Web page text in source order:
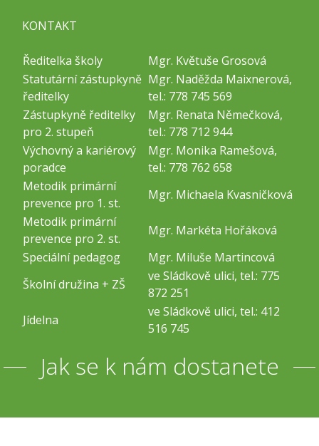
KONTAKT
Ředitelka školy
Mgr. Květuše Grosová
Statutární zástupkyně
ředitelky
Mgr. Naděžda Maixnerová,
tel.: 778 745 569
Zástupkyně ředitelky
pro 2. stupeň
Mgr. Renata Němečková,
tel.: 778 712 944
Výchovný a kariérový
poradce
Mgr. Monika Ramešová,
tel.: 778 762 658
Metodik primární
prevence pro 1. st.
Mgr. Michaela Kvasničková
Metodik primární
prevence pro 2. st.
Mgr. Markéta Hořáková
Speciální pedagog
Mgr. Miluše Martincová
Školní družina + ZŠ
ve Sládkově ulici, tel.: 775
872 251
Jídelna
ve Sládkově ulici, tel.: 412
516 745
Jak se k nám dostanete